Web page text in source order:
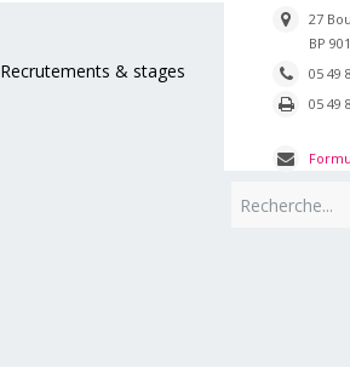
27
BP
05 49
05 49
Recrutements & stages